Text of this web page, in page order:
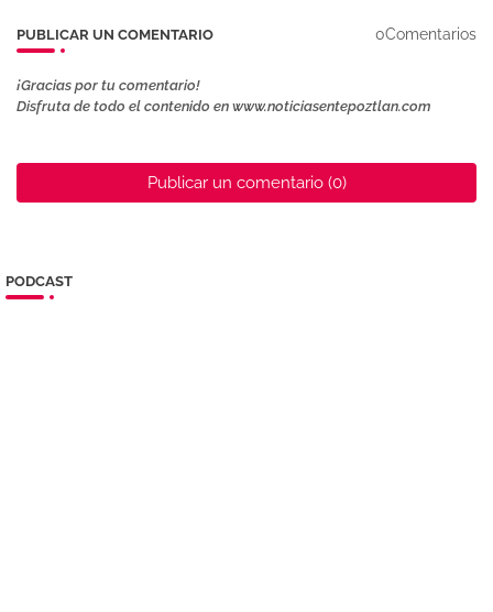
PUBLICAR UN COMENTARIO 0Comentarios
¡Gracias por tu comentario!
Disfruta de todo el contenido en www.noticiasentepoztlan.com
Publicar un comentario (0)
PODCAST